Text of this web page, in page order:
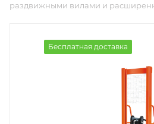
раздвижными вилами и
Бесплатная доставка